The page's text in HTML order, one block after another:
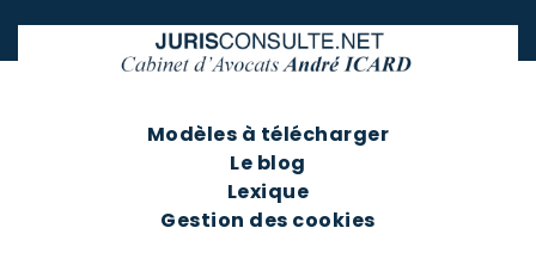
Modèles à télécharger
Le blog
Lexique
Gestion des cookies